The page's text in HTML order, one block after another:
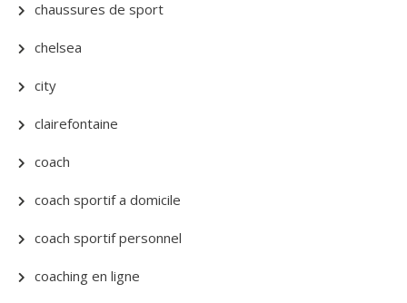
chaussures de sport
chelsea
city
clairefontaine
coach
coach sportif a domicile
coach sportif personnel
coaching en ligne